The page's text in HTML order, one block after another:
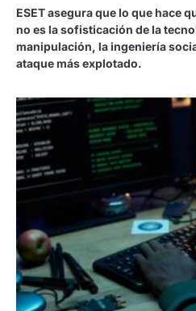
ESET asegura que lo que hace
no es la sofisticación de la
manipulación, la ingeniería
ataque más explotado.